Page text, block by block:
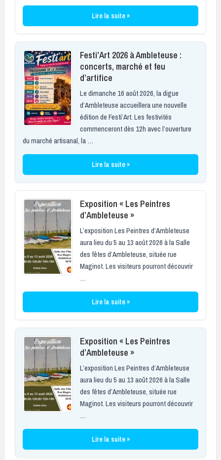
Lire la suite »
Festi’Art 2026 à Ambleteuse :
concerts, marché et feu
d’artifice
Le dimanche 16 août 2026, la digue
d’Ambleteuse accueillera une nouvelle
édition de Festi’Art. Les festivités
commenceront dès 12h avec l’ouverture
du marché artisanal, la …
Lire la suite »
Exposition « Les Peintres
d’Ambleteuse »
L’exposition Les Peintres d’Ambleteuse
aura lieu du 5 au 13 août 2026 à la Salle
des fêtes d’Ambleteuse, située rue
Maginot. Les visiteurs pourront découvrir
…
Lire la suite »
Exposition « Les Peintres
d’Ambleteuse »
L’exposition Les Peintres d’Ambleteuse
aura lieu du 5 au 13 août 2026 à la Salle
des fêtes d’Ambleteuse, située rue
Maginot. Les visiteurs pourront découvrir
…
Lire la suite »